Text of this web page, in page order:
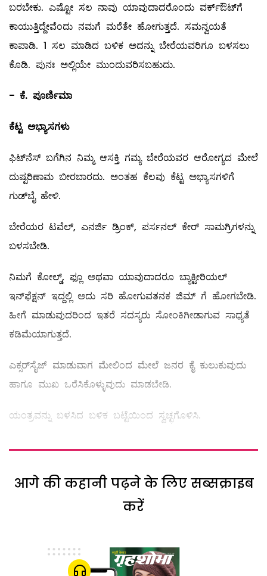
ಬರಬೇಕು. ಎಷ್ಟೋ ಸಲ ನಾವು ಯಾವುದಾದರೊಂದು ವರ್ಕ್‌ಔಟ್‌ಗೆ
ಕಾಯುತ್ತಿದ್ದೇವೆಂದು ನಮಗೆ ಮರೆತೇ ಹೋಗುತ್ತದೆ. ಸಮನ್ವಯತೆ
ಕಾಪಾಡಿ. 1 ಸಲ ಮಾಡಿದ ಬಳಿಕ ಅದನ್ನು ಬೇರೆಯವರಿಗೂ ಬಳಸಲು
ಕೊಡಿ. ಪುನಃ ಅಲ್ಲಿಯೇ ಮುಂದುವರಿಸಬಹುದು.
- ಕೆ. ಪೂರ್ಣಿಮಾ
ಕೆಟ್ಟ ಅಭ್ಯಾಸಗಳು
ಫಿಟ್‌ನೆಸ್‌ ಬಗೆಗಿನ ನಿಮ್ಮ ಆಸಕ್ತಿ ಗಮ್ಯ ಬೇರೆಯವರ ಆರೋಗ್ಯದ ಮೇಲೆ
ದುಷ್ಪರಿಣಾಮ ಬೀರಬಾರದು. ಅಂತಹ ಕೆಲವು ಕೆಟ್ಟ ಅಭ್ಯಾಸಗಳಿಗೆ
ಗುಡ್‌ಬೈ ಹೇಳಿ.
ಬೇರೆಯರ ಟವೆಲ್‌, ಎನರ್ಜಿ ಡ್ರಿಂಕ್‌, ಪರ್ಸನಲ್ ಕೇರ್‌ ಸಾಮಗ್ರಿಗಳನ್ನು
ಬಳಸಬೇಡಿ.
ನಿಮಗೆ ಕೋಲ್ಡ್, ಫ್ಲೂ ಅಥವಾ ಯಾವುದಾದರೂ ಬ್ಯಾಕ್ಟೀರಿಯಲ್
ಇನ್‌ಫೆಕ್ಷನ್‌ ಇದ್ದಲ್ಲಿ ಅದು ಸರಿ ಹೋಗುವತನಕ ಜಿಮ್ ಗೆ ಹೋಗಬೇಡಿ.
ಹೀಗೆ ಮಾಡುವುದರಿಂದ ಇತರೆ ಸದಸ್ಯರು ಸೋಂಕಿಗೀಡಾಗುವ ಸಾಧ್ಯತೆ
ಕಡಿಮೆಯಾಗುತ್ತದೆ.
ಎಕ್ಸರ್‌ಸೈಜ್‌ ಮಾಡುವಾಗ ಮೇಲಿಂದ ಮೇಲೆ ಜನರ ಕೈ ಕುಲುಕುವುದು
ಹಾಗೂ ಮುಖ ಒರೆಸಿಕೊಳ್ಳುವುದು ಮಾಡಬೇಡಿ.
ಯಂತ್ರವನ್ನು ಬಳಸಿದ ಬಳಿಕ ಬಟ್ಟೆಯಿಂದ ಸ್ವಚ್ಛಗೊಳಿಸಿ.
आगे की कहानी पढ़ने के लिए सब्सक्राइब
करें